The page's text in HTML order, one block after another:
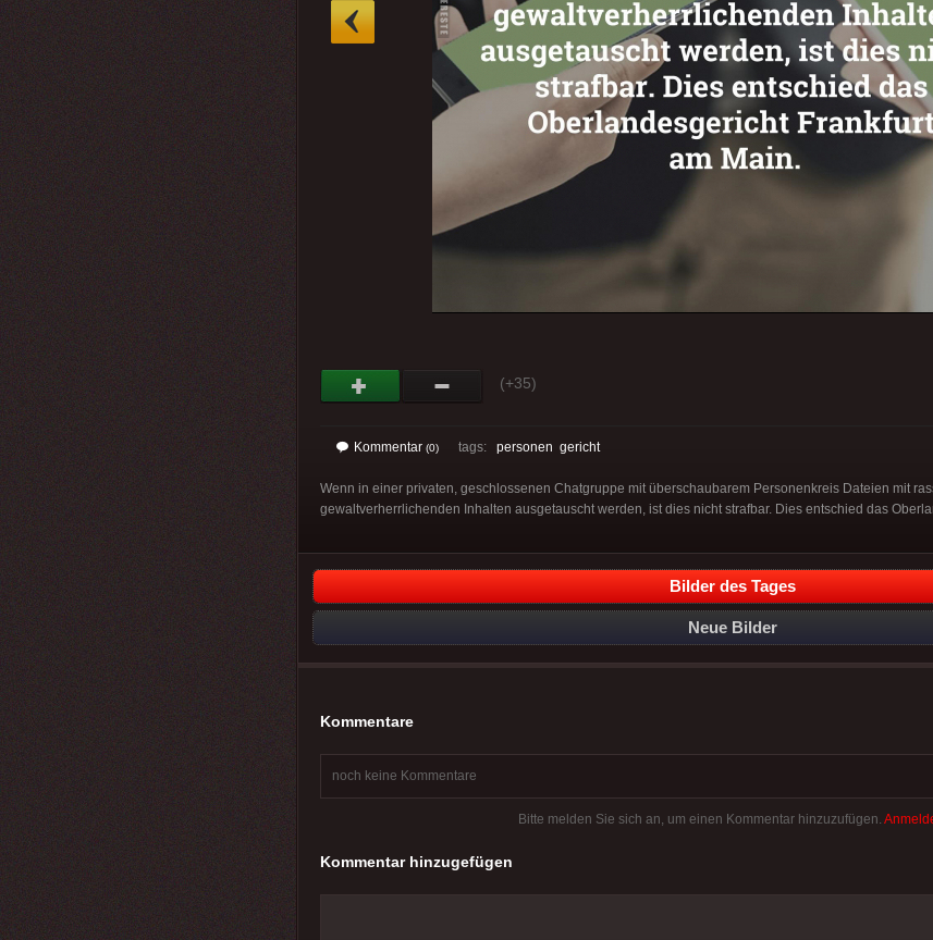
(+35)
Kommentar (0) tags: personen gericht
Wenn in einer privaten, geschlossenen Chatgruppe mit überschaubarem Personenkreis Dateien mit
gewaltverherrlichenden Inhalten ausgetauscht werden, ist dies nicht strafbar. Dies entschied das
Bilder des Tages
Neue Bilder
Kommentare
noch keine Kommentare
Bitte melden Sie sich an, um einen Kommentar hinzuzufügen.
Kommentar hinzugefügen